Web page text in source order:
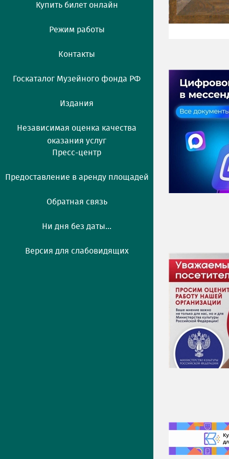
Купить билет онлайн
Режим работы
Контакты
Госкаталог Музейного фонда РФ
Издания
Независимая оценка качества
оказания услуг
Пресс-центр
Предоставление в аренду площадей
Обратная связь
Ни дня без даты...
Версия для слабовидящих